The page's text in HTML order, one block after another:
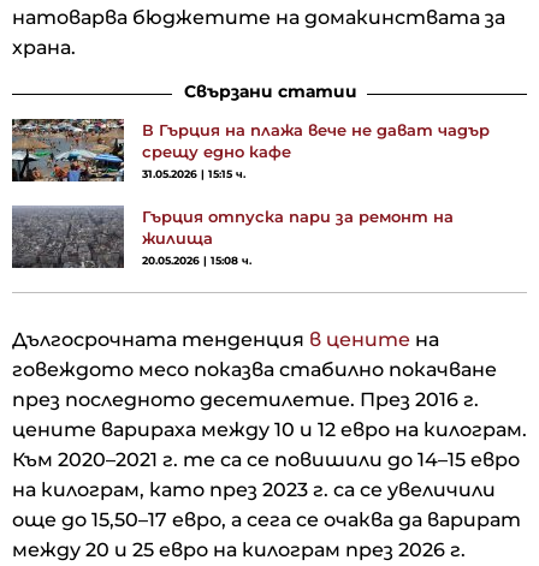
натоварва бюджетите на домакинствата за
храна.
Свързани статии
В Гърция на плажа вече не дават чадър
срещу едно кафе
31.05.2026 | 15:15 ч.
Гърция отпуска пари за ремонт на
жилища
20.05.2026 | 15:08 ч.
Дългосрочната тенденция в цените на
говеждото месо показва стабилно покачване
през последното десетилетие. През 2016 г.
цените варираха между 10 и 12 евро на килограм.
Към 2020–2021 г. те са се повишили до 14–15 евро
на килограм, като през 2023 г. са се увеличили
още до 15,50–17 евро, а сега се очаква да варират
между 20 и 25 евро на килограм през 2026 г.